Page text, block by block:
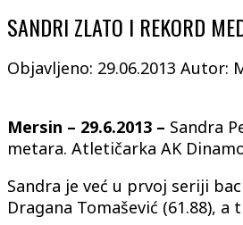
SANDRI ZLATO I REKORD
Objavljeno: 29.06.2013 Autor:
Mersin – 29.6.2013 – Sandra
metara. Atletičarka AK
Sandra je već u prvoj seriji
Dragana Tomašević (61.88),